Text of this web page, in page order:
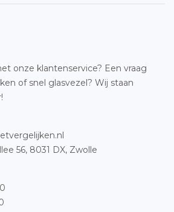
onze klantenservice? Een vraag
of snel glasvezel? Wij staan
56, 8031 DX, Zwolle